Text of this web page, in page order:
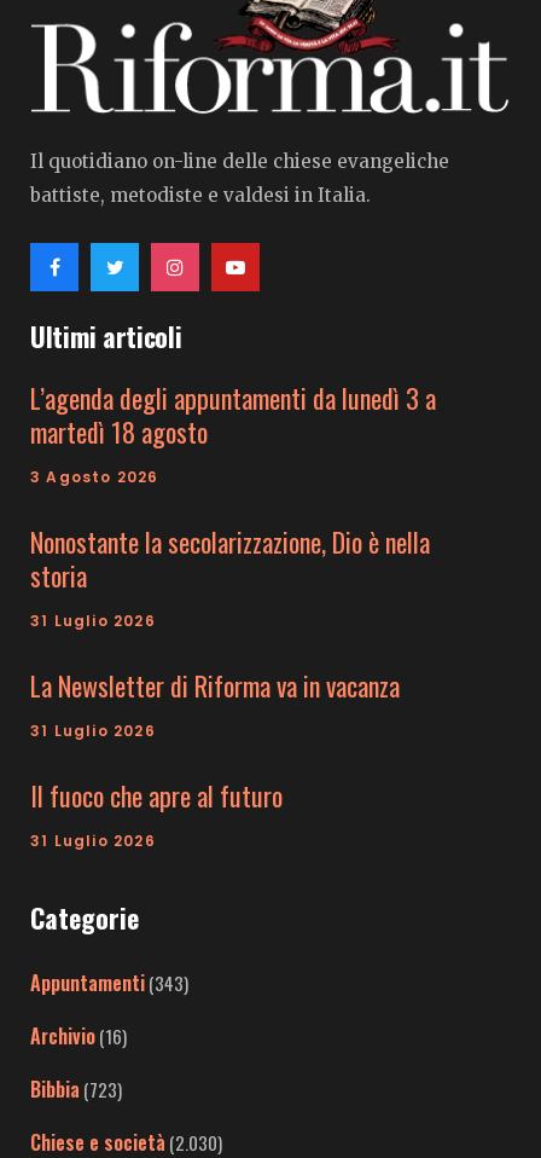
Il quotidiano on-line delle chiese evangeliche
battiste, metodiste e valdesi in Italia.
Ultimi articoli
L’agenda degli appuntamenti da lunedì 3 a
martedì 18 agosto
3 Agosto 2026
Nonostante la secolarizzazione, Dio è nella
storia
31 Luglio 2026
La Newsletter di Riforma va in vacanza
31 Luglio 2026
Il fuoco che apre al futuro
31 Luglio 2026
Categorie
Appuntamenti(343)
Archivio(16)
Bibbia (723)
Chiese e società (2.030)